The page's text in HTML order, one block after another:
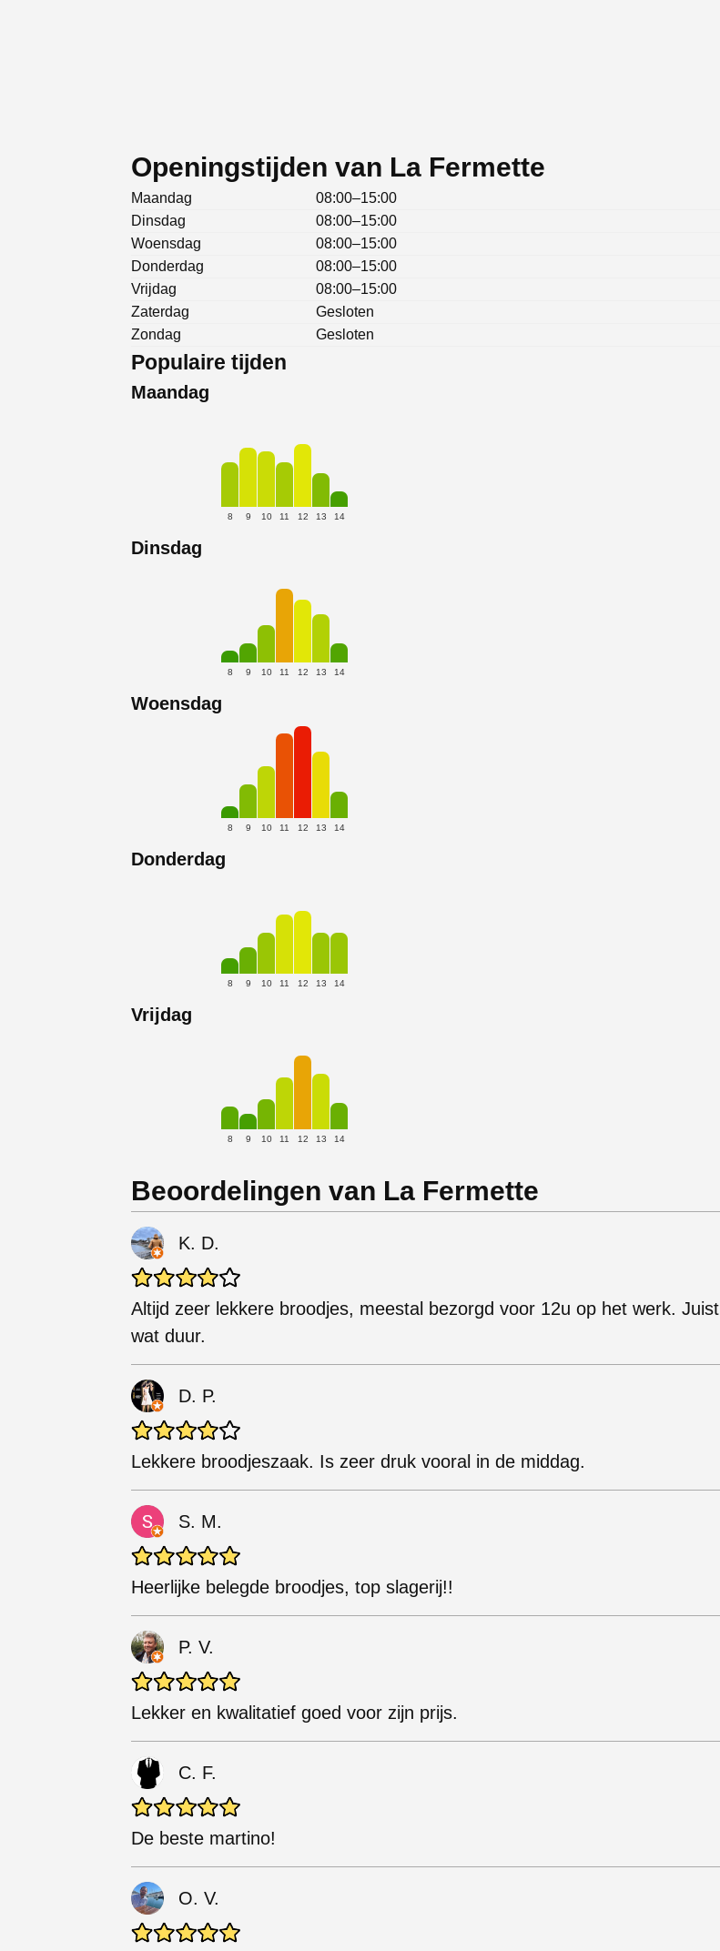
Openingstijden van La Fermette
Maandag
08:00–15:00
Dinsdag
08:00–15:00
Woensdag
08:00–15:00
Donderdag
08:00–15:00
Vrijdag
08:00–15:00
Zaterdag
Gesloten
Zondag
Gesloten
Populaire tijden
Maandag
8 9 10 11 12 13 14
Dinsdag
8 9 10 11 12 13 14
Woensdag
8 9 10 11 12 13 14
Donderdag
8 9 10 11 12 13 14
Vrijdag
8 9 10 11 12 13 14
Beoordelingen van La Fermette
K. D.
Altijd zeer lekkere broodjes, meestal bezorgd voor 12u op het werk. Juist
wat duur.
D. P.
Lekkere broodjeszaak. Is zeer druk vooral in de middag.
S. M.
Heerlijke belegde broodjes, top slagerij!!
P. V.
Lekker en kwalitatief goed voor zijn prijs.
C. F.
De beste martino!
O. V.